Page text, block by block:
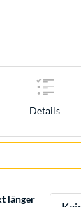
Details
länger